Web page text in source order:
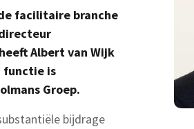
facilitaire branche
Albert van Wijk
functie is
Groep.
bijdrage